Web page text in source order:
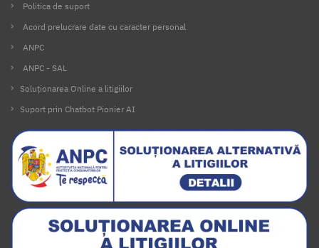
Politica de suport
Acord prelucrare date cu caracter personal
ANPC
ANPC - SAL
Soluționarea Online a litigiilor
Suport prin Chatbot Pionier AI